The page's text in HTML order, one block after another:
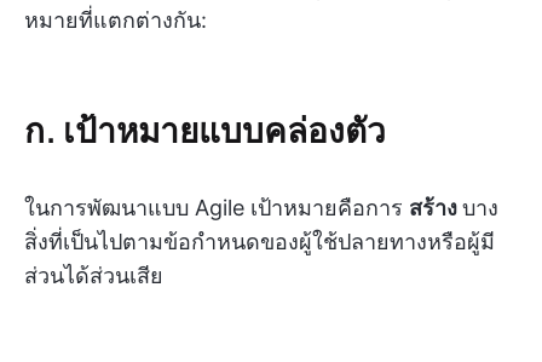
หมายที่แตกต่างกัน:
ก. เป้าหมายแบบคล่องตัว
ในการพัฒนาแบบ Agile เป้าหมายคือการ สร้างบาง
สิ่งที่เป็นไปตามข้อกำหนดของผู้ใช้ปลายทางหรือผู้มี
ส่วนได้ส่วนเสีย